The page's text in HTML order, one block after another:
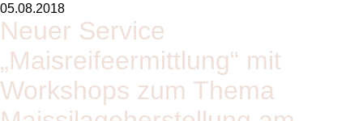
05.08.2018
Neuer Service
„Maisreifeermittlung“ mit
Workshops zum Thema